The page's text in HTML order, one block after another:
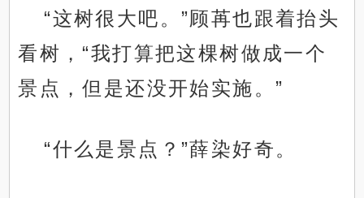
“这树很大吧。”顾苒也跟着抬头
看树，“我打算把这棵树做成一个
景点，但是还没开始实施。”
“什么是景点？”薛染好奇。